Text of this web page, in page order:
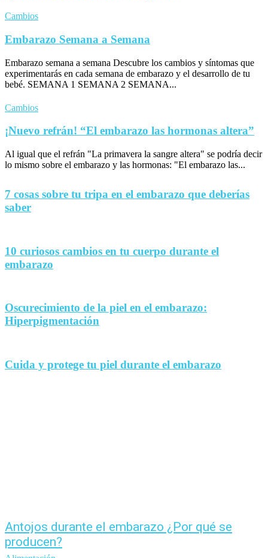
Cambios
Embarazo Semana a Semana
Embarazo semana a semana Descubre los cambios y síntomas que
experimentarás en cada semana de embarazo y el desarrollo de tu
bebé. SEMANA 1 SEMANA 2 SEMANA...
Cambios
¡Nuevo refrán! “El embarazo las hormonas altera”
Al igual que el refrán "La primavera la sangre altera" se podría decir
lo mismo sobre el embarazo y las hormonas: "El embarazo las...
7 cosas sobre tu tripa en el embarazo que deberías
saber
10 curiosos cambios en tu cuerpo durante el
embarazo
Oscurecimiento de la piel en el embarazo:
Hiperpigmentación
Cuida y protege tu piel durante el embarazo
Antojos durante el embarazo ¿Por qué se
producen?